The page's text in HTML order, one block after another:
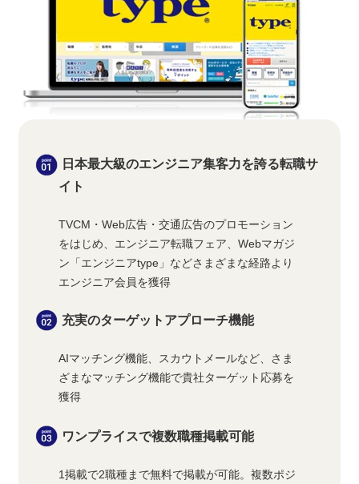
日本最大級のエンジニア集客力を誇る転職サ
イト
TVCM・Web広告・交通広告のプロモーション
をはじめ、エンジニア転職フェア、Webマガジ
ン「エンジニアtype」などさまざまな経路より
エンジニア会員を獲得
充実のターゲットアプローチ機能
AIマッチング機能、スカウトメールなど、さま
ざまなマッチング機能で貴社ターゲット応募を
獲得
ワンプライスで複数職種掲載可能
1掲載で2職種まで無料で掲載が可能。複数ポジ